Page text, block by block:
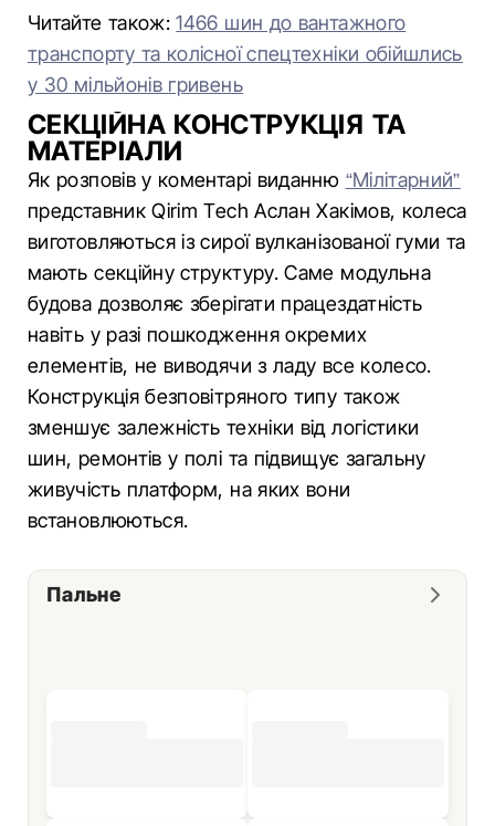
Читайте також:1466 шин до вантажного
транспорту та колісної спецтехніки обійшлись
у 30 мільйонів гривень
СЕКЦІЙНА КОНСТРУКЦІЯ ТА
МАТЕРІАЛИ
Як розповів у коментарі виданню “Мілітарний”
представник Qirim Tech Аслан Хакімов, колеса
виготовляються із сирої вулканізованої гуми та
мають секційну структуру. Саме модульна
будова дозволяє зберігати працездатність
навіть у разі пошкодження окремих
елементів, не виводячи з ладу все колесо.
Конструкція безповітряного типу також
зменшує залежність техніки від логістики
шин, ремонтів у полі та підвищує загальну
живучість платформ, на яких вони
встановлюються.
Пальне